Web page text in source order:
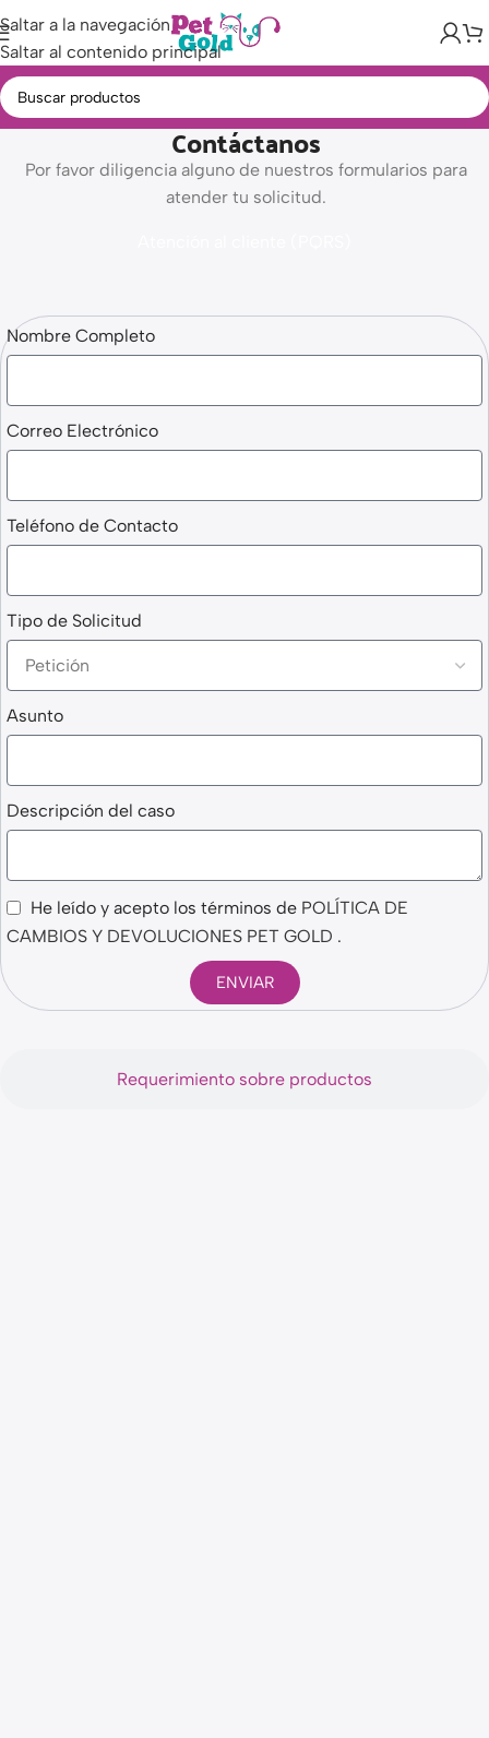
Saltar a la navegación
Saltar al contenido principal
Contáctanos
Por favor diligencia alguno de nuestros formularios para
atender tu solicitud.
Requerimiento sobre productos
Nombre Completo
Correo Electrónico
Teléfono de Contacto
Tipo de Solicitud
Asunto
Descripción del caso
He leído y acepto los términos de POLÍTICA DE
CAMBIOS Y DEVOLUCIONES PET GOLD .
ENVIAR